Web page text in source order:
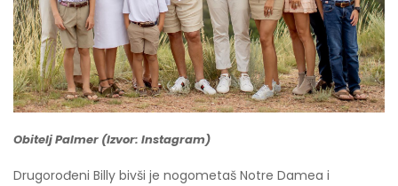
Obitelj Palmer (Izvor: Instagram)
Drugorođeni Billy bivši je nogometaš Notre Damea i